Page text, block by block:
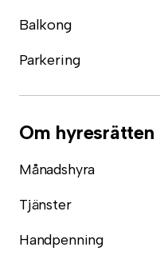
Balkong
Parkering
Om hyresrätten
Månadshyra
Tjänster
Handpenning